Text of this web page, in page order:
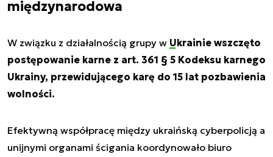
międzynarodowa
W związku z działalnością grupy w Ukrainie wszczęto
postępowanie karne z art. 361 § 5 Kodeksu karnego
Ukrainy, przewidującego karę do 15 lat pozbawienia
wolności.
Efektywną współpracę między ukraińską cyberpolicją a
unijnymi organami ścigania koordynowało biuro